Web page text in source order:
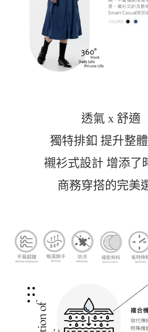
7-11取貨付款
每筆NT$60，滿NT$1,000(含以上)免運費
付款後7-11取貨
每筆NT$60，滿NT$1,000(含以上)免運費
每筆NT$120，滿NT$1,000(含以上)免運費
透氣 x 舒適
獨特排釦 提升整
襯衫式設計 增添了
商務穿搭的完美